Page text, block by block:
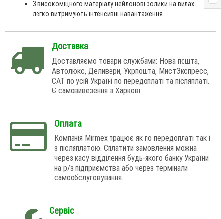
З високоміцного матеріалу нейлонові ролики на вилах
легко витримують інтенсивні навантаження.
Доставка
Доставляємо товари службами: Нова пошта,
Автолюкс, Деливери, Укрпошта, МистЭкспресс,
САТ по усій Україні по передоплаті та післяплаті.
Є самовивезення в Харкові.
Оплата
Компанія Mirmex працює як по передоплаті так і
з післяплатою. Сплатити замовлення можна
через касу відділення будь-якого банку України
на р/з підприємства або через термінали
самообслуговування.
Сервіс